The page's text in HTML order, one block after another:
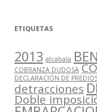
ETIQUETAS
2013 alcabala
COBRANZA DUDOSA
DECLARACIÓN DE
detracciones
Doble